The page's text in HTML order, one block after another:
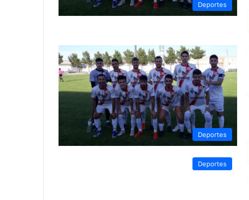
Deportes
Deportes
Deportes